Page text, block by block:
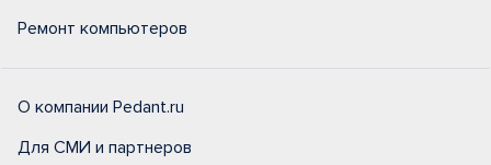
Ремонт компьютеров
О компании Pedant.ru
Для СМИ и партнеров